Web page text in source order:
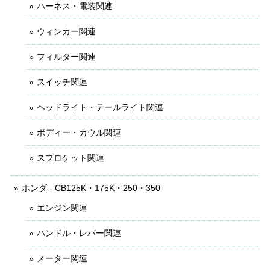
ハーネス・電装関連
ウィンカー関連
フィルター関連
スイッチ関連
ヘッドライト・テールライト関連
ボディー・カウル関連
スプロケット関連
ホンダ - CB125K・175K・250・350
エンジン関連
ハンドル・レバー関連
メーター関連